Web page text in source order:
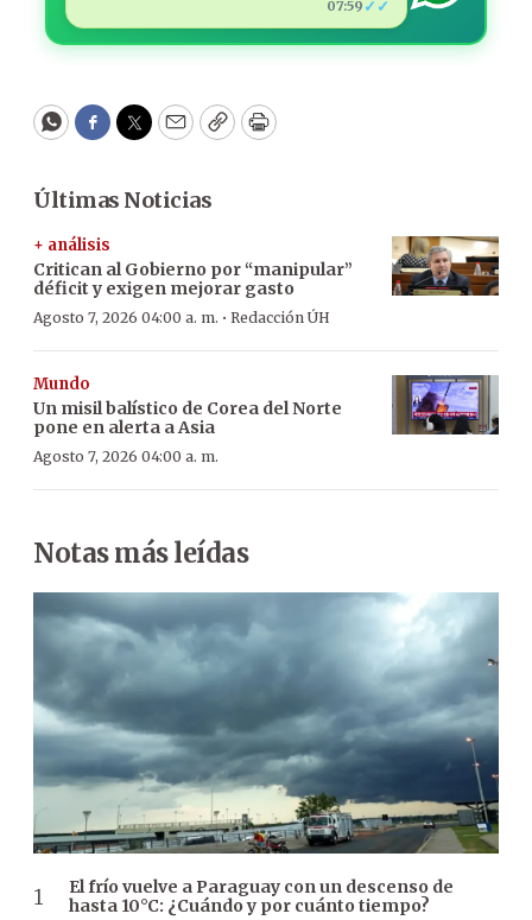
07:59 ✓✓
WhatsApp
Facebook
Twitter
EmailCopyPrint
Últimas Noticias
+ análisis
Critican al Gobierno por “manipular”
déficit y exigen mejorar gasto
Agosto 7, 2026 04:00 a. m. · Redacción ÚH
Mundo
Un misil balístico de Corea del Norte
pone en alerta a Asia
Agosto 7, 2026 04:00 a. m.
Notas más leídas
El frío vuelve a Paraguay con un descenso de
hasta 10°C: ¿Cuándo y por cuánto tiempo?